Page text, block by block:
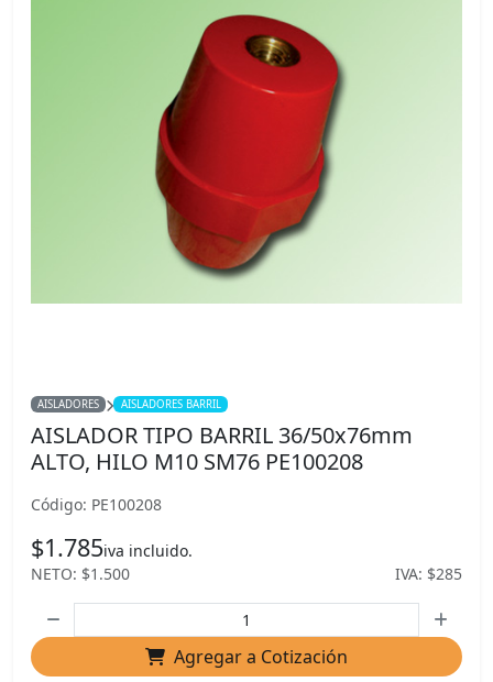
AISLADORES AISLADORES BARRIL
AISLADOR TIPO BARRIL 36/50x76mm
ALTO, HILO M10 SM76 PE100208
Código: PE100208
$1.785iva incluido.
NETO: $1.500
IVA: $285
Agregar a Cotización